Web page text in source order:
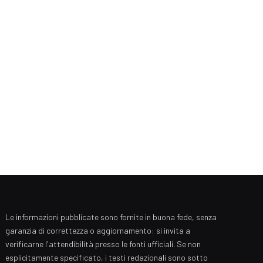
Le informazioni pubblicate sono fornite in buona fede, senza
garanzia di correttezza o aggiornamento: si invita a
verificarne l'attendibilità presso le fonti ufficiali. Se non
esplicitamente specificato, i testi redazionali sono sotto